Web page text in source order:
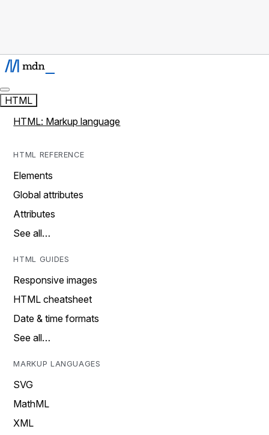
HTML
HTML: Markup language
HTML REFERENCE
Elements
Global attributes
Attributes
See all…
HTML GUIDES
Responsive images
HTML cheatsheet
Date & time formats
See all…
MARKUP LANGUAGES
SVG
MathML
XML